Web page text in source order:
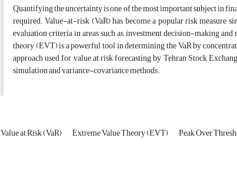
Quantifying the uncertainty is one of the most important subject in
required. Value-at-risk (VaR) has become a popular risk measure
evaluation criteria in areas such as investment decision-making
theory (EVT) is a powerful tool in determining the VaR by
approach used for value at risk forecasting by Tehran Stock
simulation and variance-covariance methods.
Value at Risk (VaR) Extreme Value Theory (EVT) Peak Over